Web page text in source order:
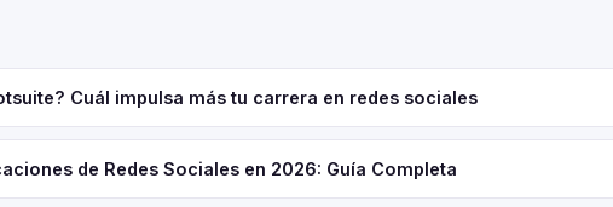
Cuál impulsa más tu carrera en redes sociales
de Redes Sociales en 2026: Guía Completa